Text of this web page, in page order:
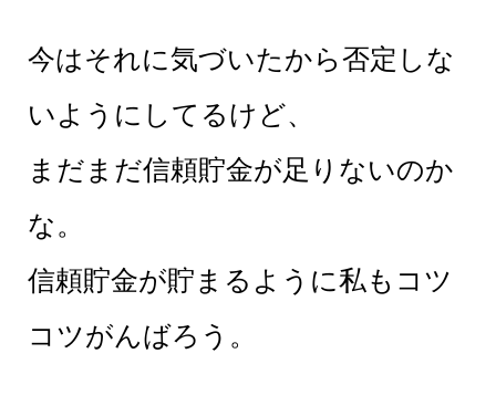
今はそれに気づいたから否定しな
いようにしてるけど、
まだまだ信頼貯金が足りないのか
な。
信頼貯金が貯まるように私もコツ
コツがんばろう。